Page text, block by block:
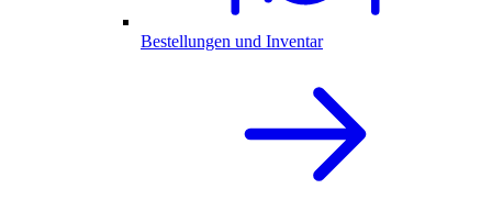
Bestellungen und Inventar